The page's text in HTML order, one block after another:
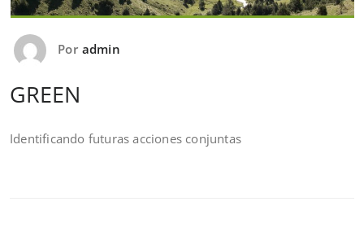
Por admin
GREEN
Identificando futuras acciones conjuntas